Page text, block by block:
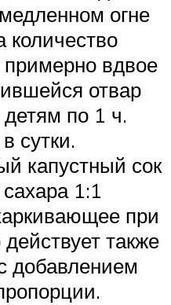
огне
количество
вдвое
отвар
по 1 ч.
сутки.
капустный сок
1:1
при
также
добавлением